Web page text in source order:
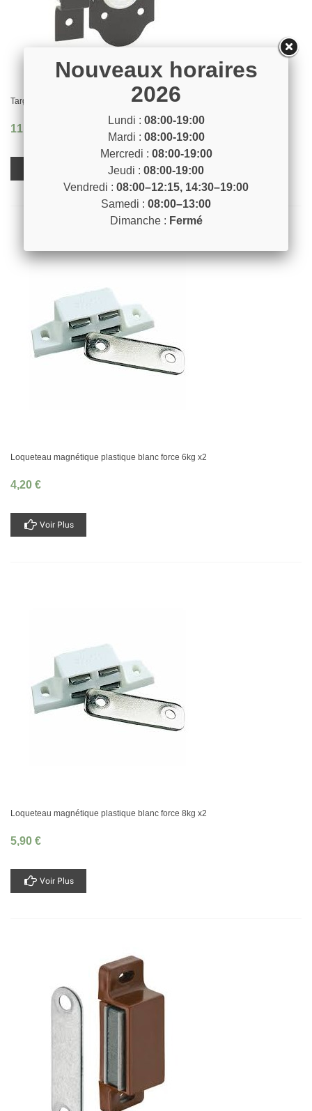
Targette bouton tournant 30x80 noir
11,50 €
Loqueteau magnétique plastique blanc force 6kg x2
4,20 €
Voir Plus
Loqueteau magnétique plastique blanc force 8kg x2
5,90 €
Voir Plus
Nouveaux horaires
2026
Lundi : 08:00-19:00
Mardi : 08:00-19:00
Mercredi : 08:00-19:00
Jeudi : 08:00-19:00
Vendredi : 08:00–12:15, 14:30–19:00
Samedi : 08:00–13:00
Dimanche : Fermé